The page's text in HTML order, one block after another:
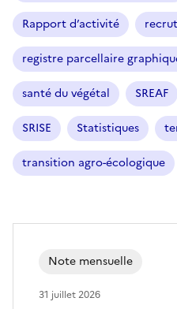
Rapport d’activité
registre parcellaire
santé du végétal SREAF
SRISE Statistiques
transition agro-écologique
Note mensuelle
31 juillet 2026